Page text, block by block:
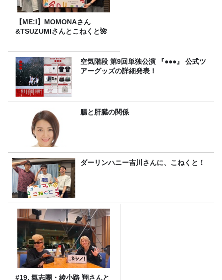
【ME:I】MOMONAさん
&TSUZUMIさんとこねくと🌺
空気階段 第9回単独公演 『●●●』 公式ツ
アーグッズの詳細発表！
腸と肝臓の関係
ダーリンハニー吉川さんに、こねくと！
#19. 氣志團・綾小路 翔さんと